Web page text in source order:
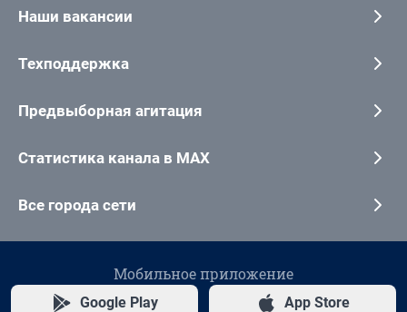
Наши вакансии
Техподдержка
Предвыборная агитация
Статистика канала в MAX
Все города сети
Мобильное приложение
Google Play App Store